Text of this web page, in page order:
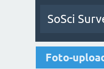
SoSci
Foto-